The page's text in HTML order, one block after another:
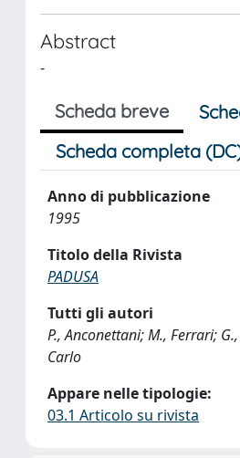
Abstract
-
Scheda breve
Scheda completa
Anno di pubblicazione
1995
Titolo della Rivista
PADUSA
Tutti gli autori
P., Anconettani; M., Ferrari;
Carlo
Appare nelle tipologie:
03.1 Articolo su rivista